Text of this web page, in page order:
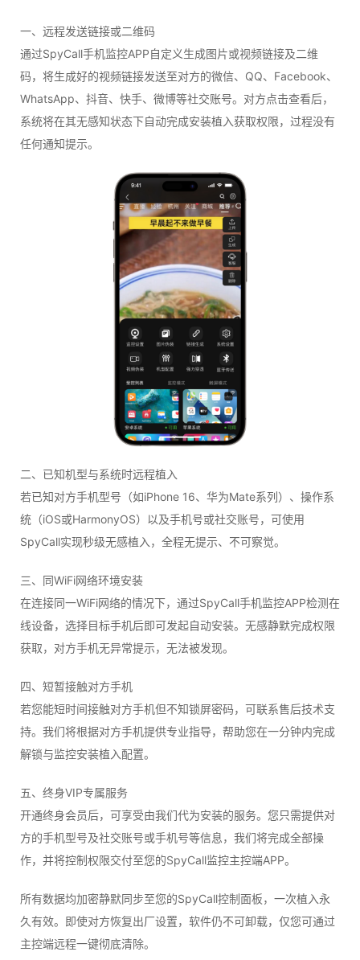
一、远程发送链接或二维码
通过SpyCall手机监控APP自定义生成图片或视频链接及二维
码，将生成好的视频链接发送至对方的微信、QQ、Facebook、
WhatsApp、抖音、快手、微博等社交账号。对方点击查看后，
系统将在其无感知状态下自动完成安装植入获取权限，过程没有
任何通知提示。
二、已知机型与系统时远程植入
若已知对方手机型号（如iPhone 16、华为Mate系列）、操作系
统（iOS或HarmonyOS）以及手机号或社交账号，可使用
SpyCall实现秒级无感植入，全程无提示、不可察觉。
三、同WiFi网络环境安装
在连接同一WiFi网络的情况下，通过SpyCall手机监控APP检测在
线设备，选择目标手机后即可发起自动安装。无感静默完成权限
获取，对方手机无异常提示，无法被发现。
四、短暂接触对方手机
若您能短时间接触对方手机但不知锁屏密码，可联系售后技术支
持。我们将根据对方手机提供专业指导，帮助您在一分钟内完成
解锁与监控安装植入配置。
五、终身VIP专属服务
开通终身会员后，可享受由我们代为安装的服务。您只需提供对
方的手机型号及社交账号或手机号等信息，我们将完成全部操
作，并将控制权限交付至您的SpyCall监控主控端APP。
所有数据均加密静默同步至您的SpyCall控制面板，一次植入永
久有效。即使对方恢复出厂设置，软件仍不可卸载，仅您可通过
主控端远程一键彻底清除。